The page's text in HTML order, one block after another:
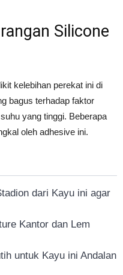
Silicone
kelebihan perekat ini di
bagus terhadap faktor
yang tinggi. Beberapa
oleh adhesive ini.
dari Kayu ini agar
Kantor dan Lem
untuk Kayu ini Andalan